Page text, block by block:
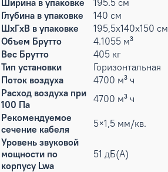
Ширина в упаковке
195.5 см
Глубина в упаковке
140 см
ШxГxВ в упаковке
195,5x140x150 см
Объем Брутто
4.1055 м³
Вес Брутто
405 кг
Тип установки
Горизонтальная
Поток воздуха
4700 м³ ч
Расход воздуха при
100 Па
4700 м³ ч
Рекомендуемое
сечение кабеля
5×1,5 мм/кв.
Уровень звуковой
мощности по
корпусу Lwa
51 дБ(А)